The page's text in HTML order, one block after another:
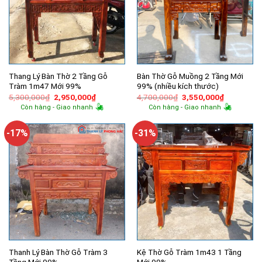
Thang Lý Bàn Thờ 2 Tầng Gỗ
Tràm 1m47 Mới 99%
5,300,000₫ Giá
gốc
là:
2,950,000₫Giá
hiện
tại
2,950,000₫.
Còn hàng - Giao nhanh
Bàn Thờ Gỗ Muồng 2 Tầng Mới
99% (nhiều kích thước)
4,700,000₫ Giá
gốc
là:
3,550,000₫Giá
hiện
tại
Còn hàng - Giao nhanh
-17%
Thanh Lý Bàn Thờ Gỗ Tràm 3
-31%
Kệ Thờ Gỗ Tràm 1m43 1 Tầng